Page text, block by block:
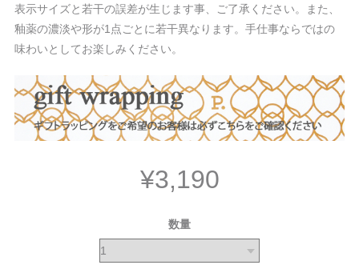
表示サイズと若干の誤差が生じます事、ご了承ください。また、
釉薬の濃淡や形が1点ごとに若干異なります。手仕事ならではの
味わいとしてお楽しみください。
¥3,190
数量